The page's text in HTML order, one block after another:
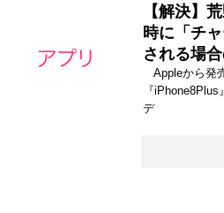
【解決】
時に「チ
される場
Appleから発
『
デ